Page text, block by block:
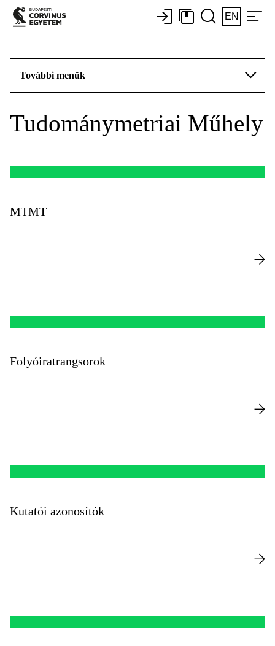
EN
További menük
Tudománymetriai Műhely
MTMT
Folyóiratrangsorok
Kutatói azonosítók